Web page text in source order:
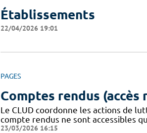
Établissements
22/04/2026 19:01
PAGES
Comptes rendus (accès
Le CLUD coordonne les actions de
compte rendus ne sont accessibles
23/03/2026 16:15